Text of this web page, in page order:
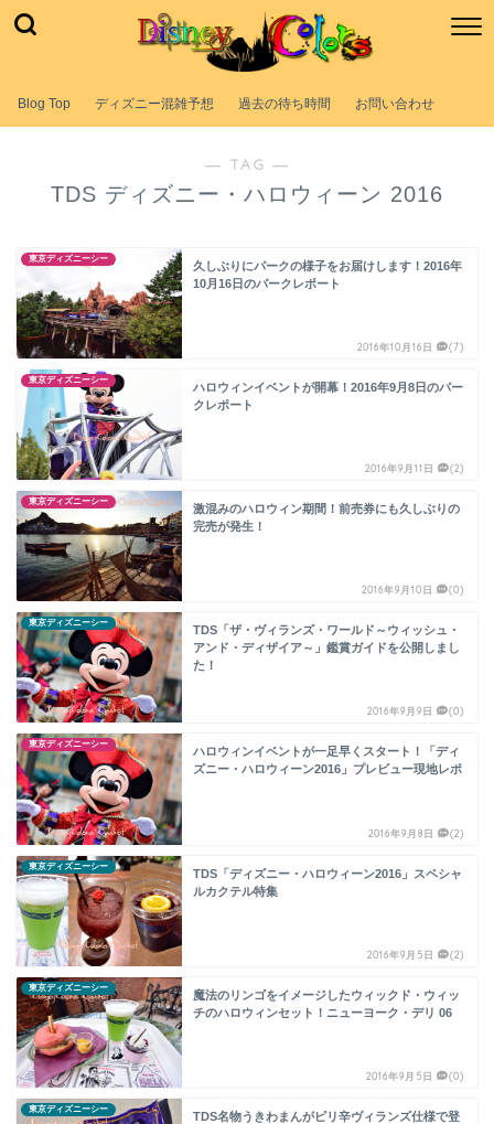
Blog Top ディズニー混雑予想 過去の待ち時間 お問い合わせ
― TAG ―
TDS ディズニー・ハロウィーン 2016
東京ディズニーシー
久しぶりにパークの様子をお届けします！2016年
10月16日のパークレポート
2016年10月16日 (7)
東京ディズニーシー
ハロウィンイベントが開幕！2016年9月8日のパー
クレポート
2016年9月11日 (2)
東京ディズニーシー
激混みのハロウィン期間！前売券にも久しぶりの
完売が発生！
2016年9月10日 (0)
東京ディズニーシー
TDS「ザ・ヴィランズ・ワールド～ウィッシュ・
アンド・ディザイア～」鑑賞ガイドを公開しまし
た！
2016年9月9日 (0)
東京ディズニーシー
ハロウィンイベントが一足早くスタート！「ディ
ズニー・ハロウィーン2016」プレビュー現地レポ
2016年9月8日 (2)
東京ディズニーシー
TDS「ディズニー・ハロウィーン2016」スペシャ
ルカクテル特集
2016年9月5日 (2)
東京ディズニーシー
魔法のリンゴをイメージしたウィックド・ウィッ
チのハロウィンセット！ニューヨーク・デリ 06
2016年9月5日 (0)
東京ディズニーシー
TDS名物うきわまんがピリ辛ヴィランズ仕様で登